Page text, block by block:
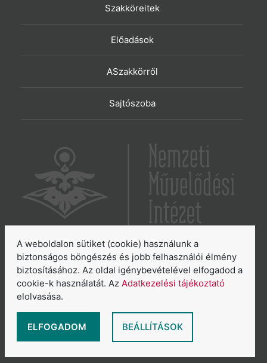
Szakköreitek
Előadások
ASzakkörről
Sajtószoba
6065 Lakitelek, Szentkirályi út 2.
E-mail:aszakkor@nmi.hu
E-mail: titkarsag@nmi.hu
Adatkezelési tájékoztató
Általános Szerződési Feltételek
A weboldalon sütiket (cookie) használunk a
biztonságos böngészés és jobb felhasználói élmény
biztosításához. Az oldal igénybevételével elfogadod a
cookie-k használatát. Az Adatkezelési tájékoztató
elolvasása.
ELFOGADOM BEÁLLÍTÁSOK